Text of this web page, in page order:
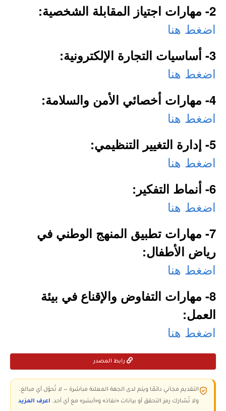
2- مهارات اجتياز المقابلة الشخصية:
اضغط هنا
3- أساسيات التجارة الإلكترونية:
اضغط هنا
4- مهارات أخصائي الأمن والسلامة:
اضغط هنا
5- إدارة التغيير التنظيمي:
اضغط هنا
6- أنماط التفكير:
اضغط هنا
7- مهارات تطبيق المنهج الوطني في
رياض الأطفال:
اضغط هنا
8- مهارات التفاوض والإقناع في بيئة
العمل:
اضغط هنا
رابط المصدر
التقديم مجاني دائمًا ويتم لدى الجهة المعلنة مباشرة — لا تُحوّل أي مبالغ،
ولا تُشارك رمز التحقق أو بيانات «نفاذ» و«أبشر» مع أي أحد. اعرف المزيد